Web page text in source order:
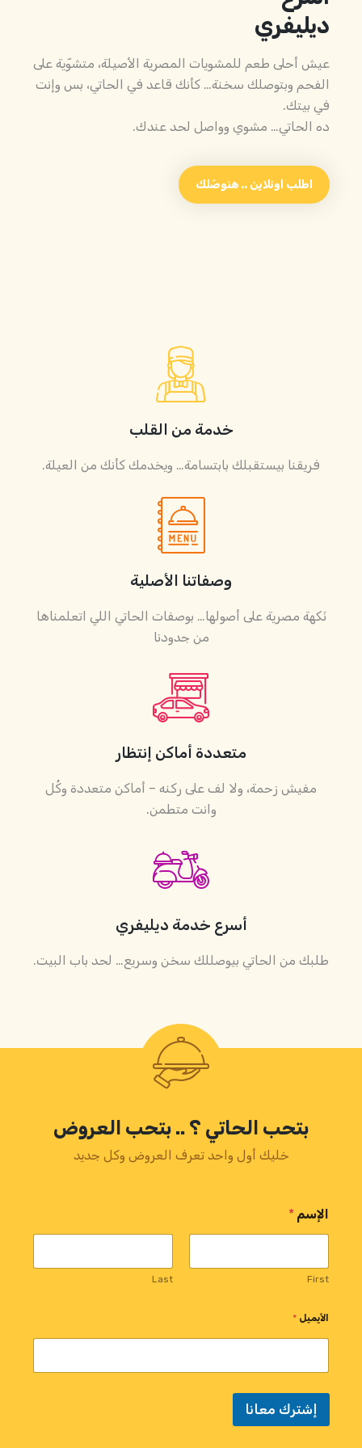
ديليفري
عيش أحلى طعم للمشويات المصرية الأصيلة، متشوّية على
الفحم وبتوصلك سخنة… كأنك قاعد في الحاتي، بس وإنت
في بيتك.
ده الحاتي… مشوي وواصل لحد عندك.
اطلب اونلاين .. هنوصّلك
خدمة من القلب
فريقنا بيستقبلك بابتسامة… ويخدمك كأنك من العيلة.
وصفاتنا الأصلية
نَكهة مصرية على أصولها… بوصفات الحاتي اللي اتعلمناها
من جدودنا
متعددة أماكن إنتظار
مفيش زحمة، ولا لف على ركنه – أماكن متعددة وكُل
وانت متطمن.
أسرع خدمة ديليفري
طلبك من الحاتي بيوصللك سخن وسريع… لحد باب البيت.
بتحب الحاتي ؟ .. بتحب العروض
خليك أول واحد تعرف العروض وكل جديد
الإسم *
First
Last
ا
ل
*
الأيميل *
إشترك معانا